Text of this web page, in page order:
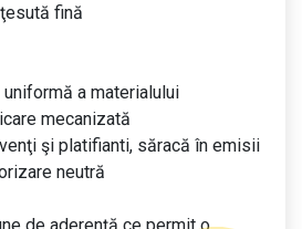
fină
a materialului
mecanizată
şi platifianti, săracă în emisii
neutră
de aderenţă ce permit o